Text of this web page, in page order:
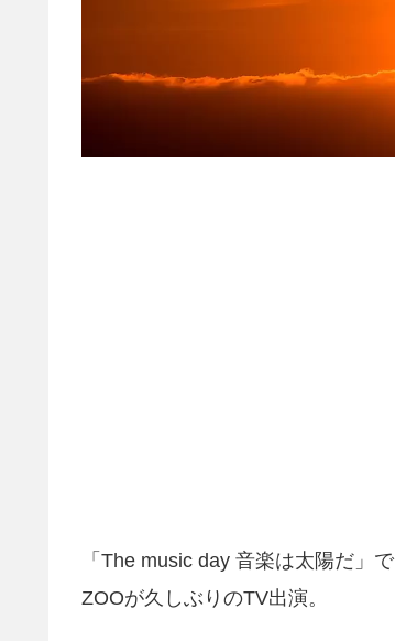
「The music day 音楽は太陽だ」で
ZOOが久しぶりのTV出演。